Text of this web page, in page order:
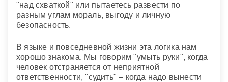
"над схваткой" или пытаетесь развести по
разным углам мораль, выгоду и личную
безопасность.
В языке и повседневной жизни эта логика нам
хорошо знакома. Мы говорим "умыть руки", когда
человек отстраняется от неприятной
ответственности, "судить" – когда надо вынести